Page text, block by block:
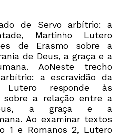
de Servo arbítrio: a
Martinho Lutero
de Erasmo sobre a
de Deus, a graça e a
AoNeste trecho
a escravidão da
Lutero responde às
sobre a relação entre a
a graça e a
Ao examinar textos
1 e Romanos 2, Lutero